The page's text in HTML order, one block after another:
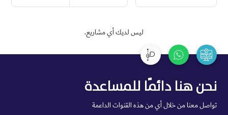
ليس لديك أي مشاريع.
نحن هنا دائمًا للمساعدة
تواصل معنا من خلال أي من هذه القنوات الداعمة